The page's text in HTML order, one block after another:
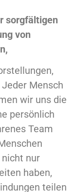
sorgfältigen
von
Mensch
wir uns die
persönlich
Team
nur
haben,
teilen